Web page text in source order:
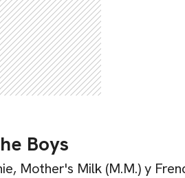
Boys
Mother's Milk (M.M.) y